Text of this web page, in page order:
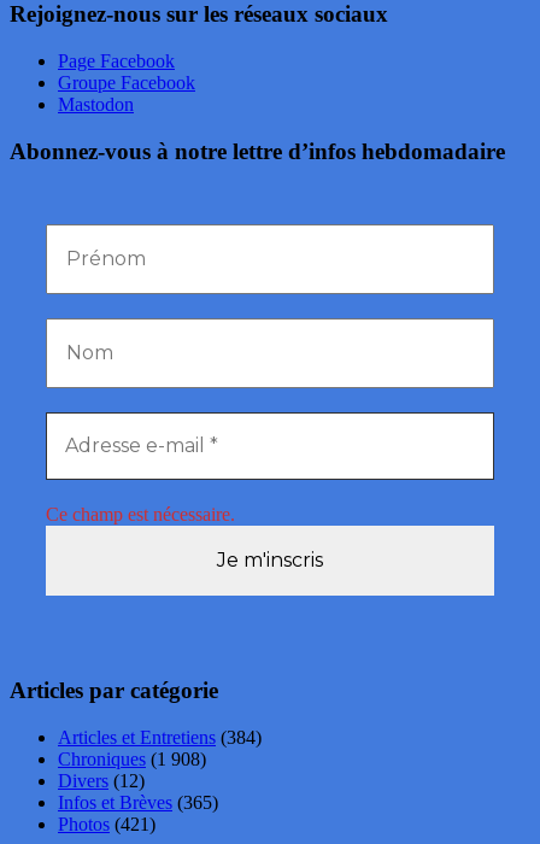
Rejoignez-nous sur les réseaux sociaux
Page Facebook
Groupe Facebook
Mastodon
Abonnez-vous à notre lettre d’infos hebdomadaire
Ce champ est nécessaire.
Articles par catégorie
Articles et Entretiens (384)
Chroniques (1 908)
Divers (12)
Infos et Brèves (365)
Photos (421)